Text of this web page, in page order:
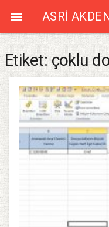
 ASRI
Etiket:çoklu